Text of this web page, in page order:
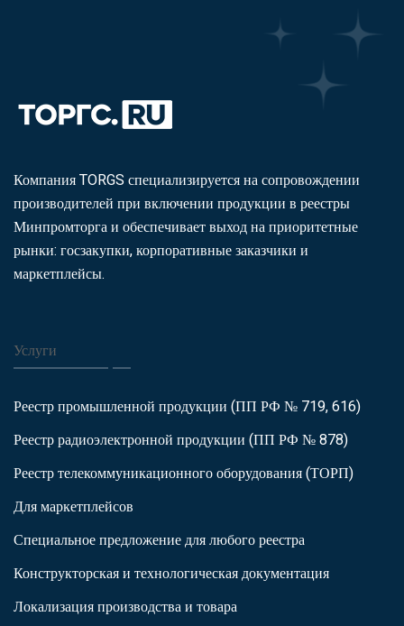
Компания TORGS специализируется на сопровождении
производителей при включении продукции в реестры
Минпромторга и обеспечивает выход на приоритетные
рынки: госзакупки, корпоративные заказчики и
маркетплейсы.
Услуги
Реестр промышленной продукции (ПП РФ № 719, 616)
Реестр радиоэлектронной продукции (ПП РФ № 878)
Реестр телекоммуникационного оборудования (ТОРП)
Для маркетплейсов
Специальное предложение для любого реестра
Конструкторская и технологическая документация
Локализация производства и товара